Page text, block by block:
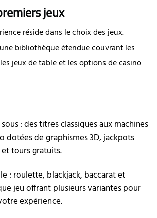
jeux
réside dans le choix des jeux.
bibliothèque étendue couvrant les
jeux de table et les options de casino
: des titres classiques aux machines
dotées de graphismes 3D, jackpots
tours gratuits.
: roulette, blackjack, baccarat et
jeu offrant plusieurs variantes pour
expérience.